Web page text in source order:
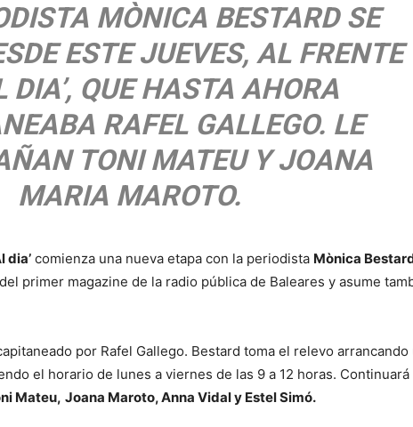
MÒNICA BESTARD SE
ESTE JUEVES, AL FRENTE
DIA’, QUE HASTA AHORA
RAFEL GALLEGO. LE
TONI MATEU Y JOANA
MARIA MAROTO.
dia’ comienza una nueva etapa con la periodista Mònica
primer magazine de la radio pública de Baleares y asume
por Rafel Gallego. Bestard toma el relevo arrancando
el horario de lunes a viernes de las 9 a 12 horas. Continuará
Mateu, Joana Maroto, Anna Vidal y Estel Simó.